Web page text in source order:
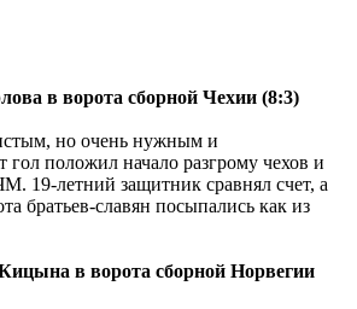
в ворота сборной Чехии (8:3)
но очень нужным и
положил начало разгрому чехов и
19-летний защитник сравнял счет, а
братьев-славян посыпались как из
в ворота сборной Норвегии